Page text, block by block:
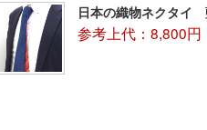
日本の織物ネクタ
参考上代：8,800円